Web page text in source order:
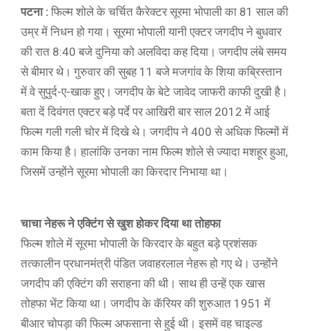
पटना : फिल्म शोले के चर्चित कैरेक्टर सूरमा भोपाली का 81 साल की
उम्र में निधन हो गया। सूरमा भोपाली यानी एक्टर जगदीप ने बुधवार
की रात 8:40 बजे दुनिया को अलविदा कह दिया। जगदीप लंबे समय
से बीमार थे। गुरुवार की सुबह 11 बजे मजगांव के शिया कब्रिस्तान
में वे सुपुर्द-ए-खाक हुए। जगदीप के बेटे जावेद जाफरी काफी दुखी है।
बता दें दिवंगत एक्टर बड़े पर्दे पर आखिरी बार साल 2012 में आई
फिल्म गली गली चोर में दिखे थे। जगदीप ने 400 से अधिक फिल्मों में
काम किया है। हालांकि उनका नाम फिल्म शोले से ज्यादा मशहूर हुआ,
जिसमें उन्होंने सूरमा भोपाली का किरदार निभाया था।
चाचा नेहरू ने एक्टिंग से खुश होकर दिया था तोहफा
फिल्म शोले में सूरमा भोपाली के किरदार के बहुत बड़े प्रशंसक
तत्कालीन प्रधानमंत्री पंडित जवाहरलाल नेहरू हो गए थे। उन्होंने
जगदीप की एक्टिंग की सराहना की थी। साथ ही उन्हें एक खास
तोहफा भेंट किया था। जगदीप के कॅरियर की शुरुआत 1951 में
बीआर चोपड़ा की फिल्म अफसाना से हुई थी। इसमें वह चाइल्ड